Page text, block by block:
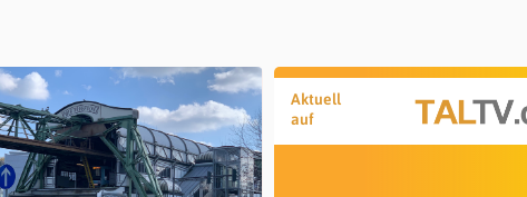
Aktuell
auf